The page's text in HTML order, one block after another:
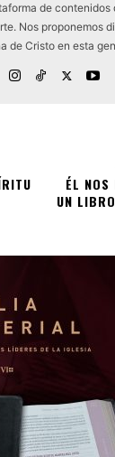
de
Nos proponemos
de Cristo en esta
ÉL NOS
UN